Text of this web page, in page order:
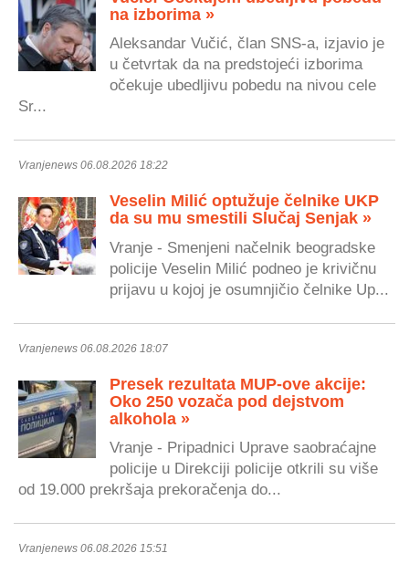
na izborima »
Aleksandar Vučić, član SNS-a, izjavio je
u četvrtak da na predstojeći izborima
očekuje ubedljivu pobedu na nivou cele
Sr...
Vranjenews 06.08.2026 18:22
Veselin Milić optužuje čelnike UKP
da su mu smestili Slučaj Senjak »
Vranje - Smenjeni načelnik beogradske
policije Veselin Milić podneo je krivičnu
prijavu u kojoj je osumnjičio čelnike Up...
Vranjenews 06.08.2026 18:07
Presek rezultata MUP-ove akcije:
Oko 250 vozača pod dejstvom
alkohola »
Vranje - Pripadnici Uprave saobraćajne
policije u Direkciji policije otkrili su više
od 19.000 prekršaja prekoračenja do...
Vranjenews 06.08.2026 15:51